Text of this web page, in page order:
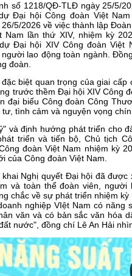
số 1218/QĐ-TLĐ ngày 25/5/
Đại hội Công đoàn Việt
5/2026 về việc thành lập
Nam lần thứ XIV, nhiệm kỳ
Đại hội XIV Công đoàn
lao động toàn ngành.
đoàn.
biệt quan trọng của giai
trước thềm Đại hội XIV Công
đại biểu Công đoàn Công
tình cảm và nguyện vọng
và định hướng phát triển cho
triển và tiến bộ, Chủ tịch
đoàn Việt Nam nhiệm kỳ
của Công đoàn Việt Nam.
Nghị quyết Đại hội đã
và toàn thể đoàn viên,
chắc về sự phát triển nhiệm
nghiệp VIệt Nam có
văn và có bản sắc văn hóa
nước", đồng chí Lê An Hải